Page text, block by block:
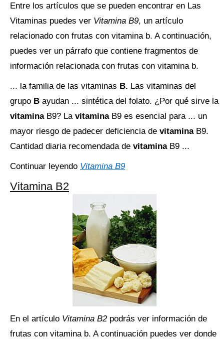
Entre los artículos que se pueden encontrar en Las
Vitaminas puedes ver Vitamina B9, un artículo
relacionado con frutas con vitamina b. A continuación,
puedes ver un párrafo que contiene fragmentos de
información relacionada con frutas con vitamina b.
... la familia de las vitaminas B. Las vitaminas del
grupo B ayudan ... sintética del folato. ¿Por qué sirve la
vitamina B9? La vitamina B9 es esencial para ... un
mayor riesgo de padecer deficiencia de vitamina B9.
Cantidad diaria recomendada de vitamina B9 ...
Continuar leyendo Vitamina B9
Vitamina B2
En el artículo Vitamina B2podrás ver información de
frutas con vitamina b. A continuación puedes ver donde